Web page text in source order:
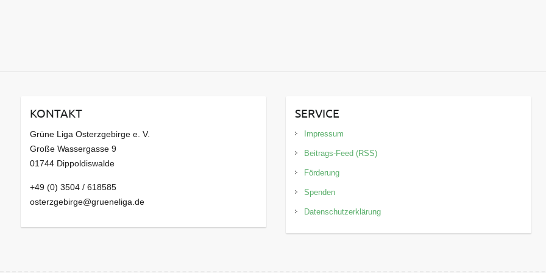
KONTAKT
Grüne Liga Osterzgebirge e. V.
Große Wassergasse 9
01744 Dippoldiswalde
+49 (0) 3504 / 618585
osterzgebirge@grueneliga.de
SERVICE
Impressum
Beitrags-Feed (RSS)
Förderung
Spenden
Datenschutzerklärung